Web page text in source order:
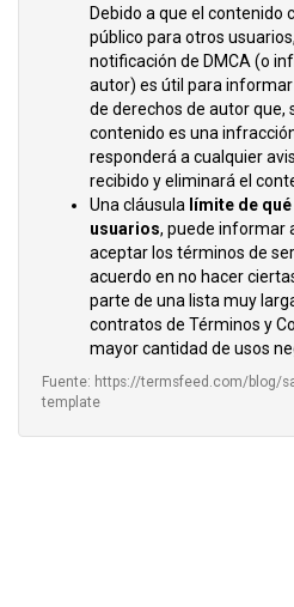
Debido a que el contenido
público para otros
notificación de DMCA (o
autor) es útil para
de derechos de autor que,
contenido es una
responderá a cualquier
recibido y eliminará el
Una cláusula límite de
usuarios, puede informar
aceptar los términos de
acuerdo en no hacer
parte de una lista muy
contratos de Términos y
mayor cantidad de usos
Fuente: https://termsfeed.com/blog/
template